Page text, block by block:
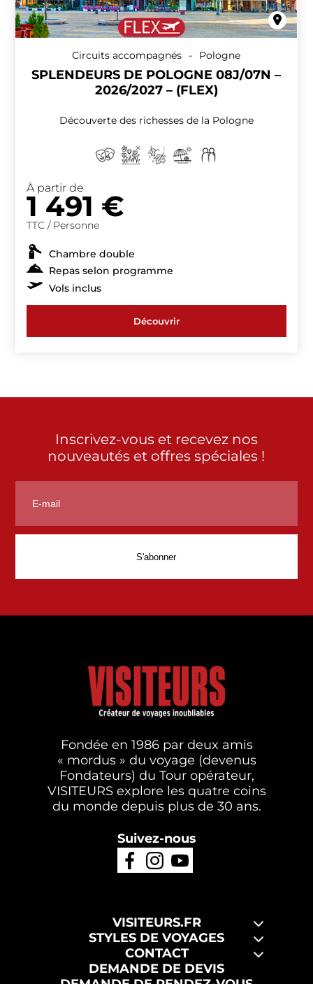
Circuits accompagnés - Pologne
SPLENDEURS DE POLOGNE 08J/07N –
2026/2027 – (FLEX)
Découverte des richesses de la Pologne
À partir de
1 491 €
TTC / Personne
Chambre double
Repas selon programme
Vols inclus
Découvrir
Inscrivez-vous et recevez nos
nouveautés et offres spéciales !
Fondée en 1986 par deux amis
« mordus » du voyage (devenus
Fondateurs) du Tour opérateur,
VISITEURS explore les quatre coins
du monde depuis plus de 30 ans.
Suivez-nous
VISITEURS.FR
STYLES DE VOYAGES
CONTACT
DEMANDE DE DEVIS